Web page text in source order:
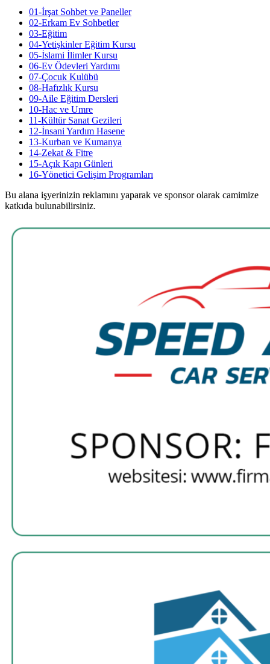
01-İrşat Sohbet ve Paneller
02-Erkam Ev Sohbetler
03-Eğitim
04-Yetişkinler Eğitim Kursu
05-İslami İlimler Kursu
06-Ev Ödevleri Yardımı
07-Çocuk Kulübü
08-Hafızlık Kursu
09-Aile Eğitim Dersleri
10-Hac ve Umre
11-Kültür Sanat Gezileri
12-İnsani Yardım Hasene
13-Kurban ve Kumanya
14-Zekat & Fitre
15-Açık Kapı Günleri
16-Yönetici Gelişim Programları
Bu alana işyerinizin reklamını yaparak ve sponsor olarak camimize
katkıda bulunabilirsiniz.